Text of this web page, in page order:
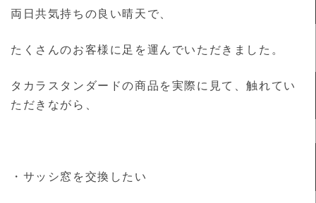
両日共気持ちの良い晴天で、
たくさんのお客様に足を運んでいただきました。
タカラスタンダードの商品を実際に見て、触れてい
ただきながら、
・サッシ窓を交換したい